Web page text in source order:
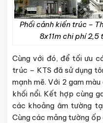
Phối cảnh kiến trúc –
8x11m chi phí 2,5
Cùng với đó, để tối ưu
trúc – KTS đã sử dụng
mạnh mẽ. Với 2 gam
khối nổi. Kết hợp cùng
các khoảng âm tường
Cùng các mảng tường